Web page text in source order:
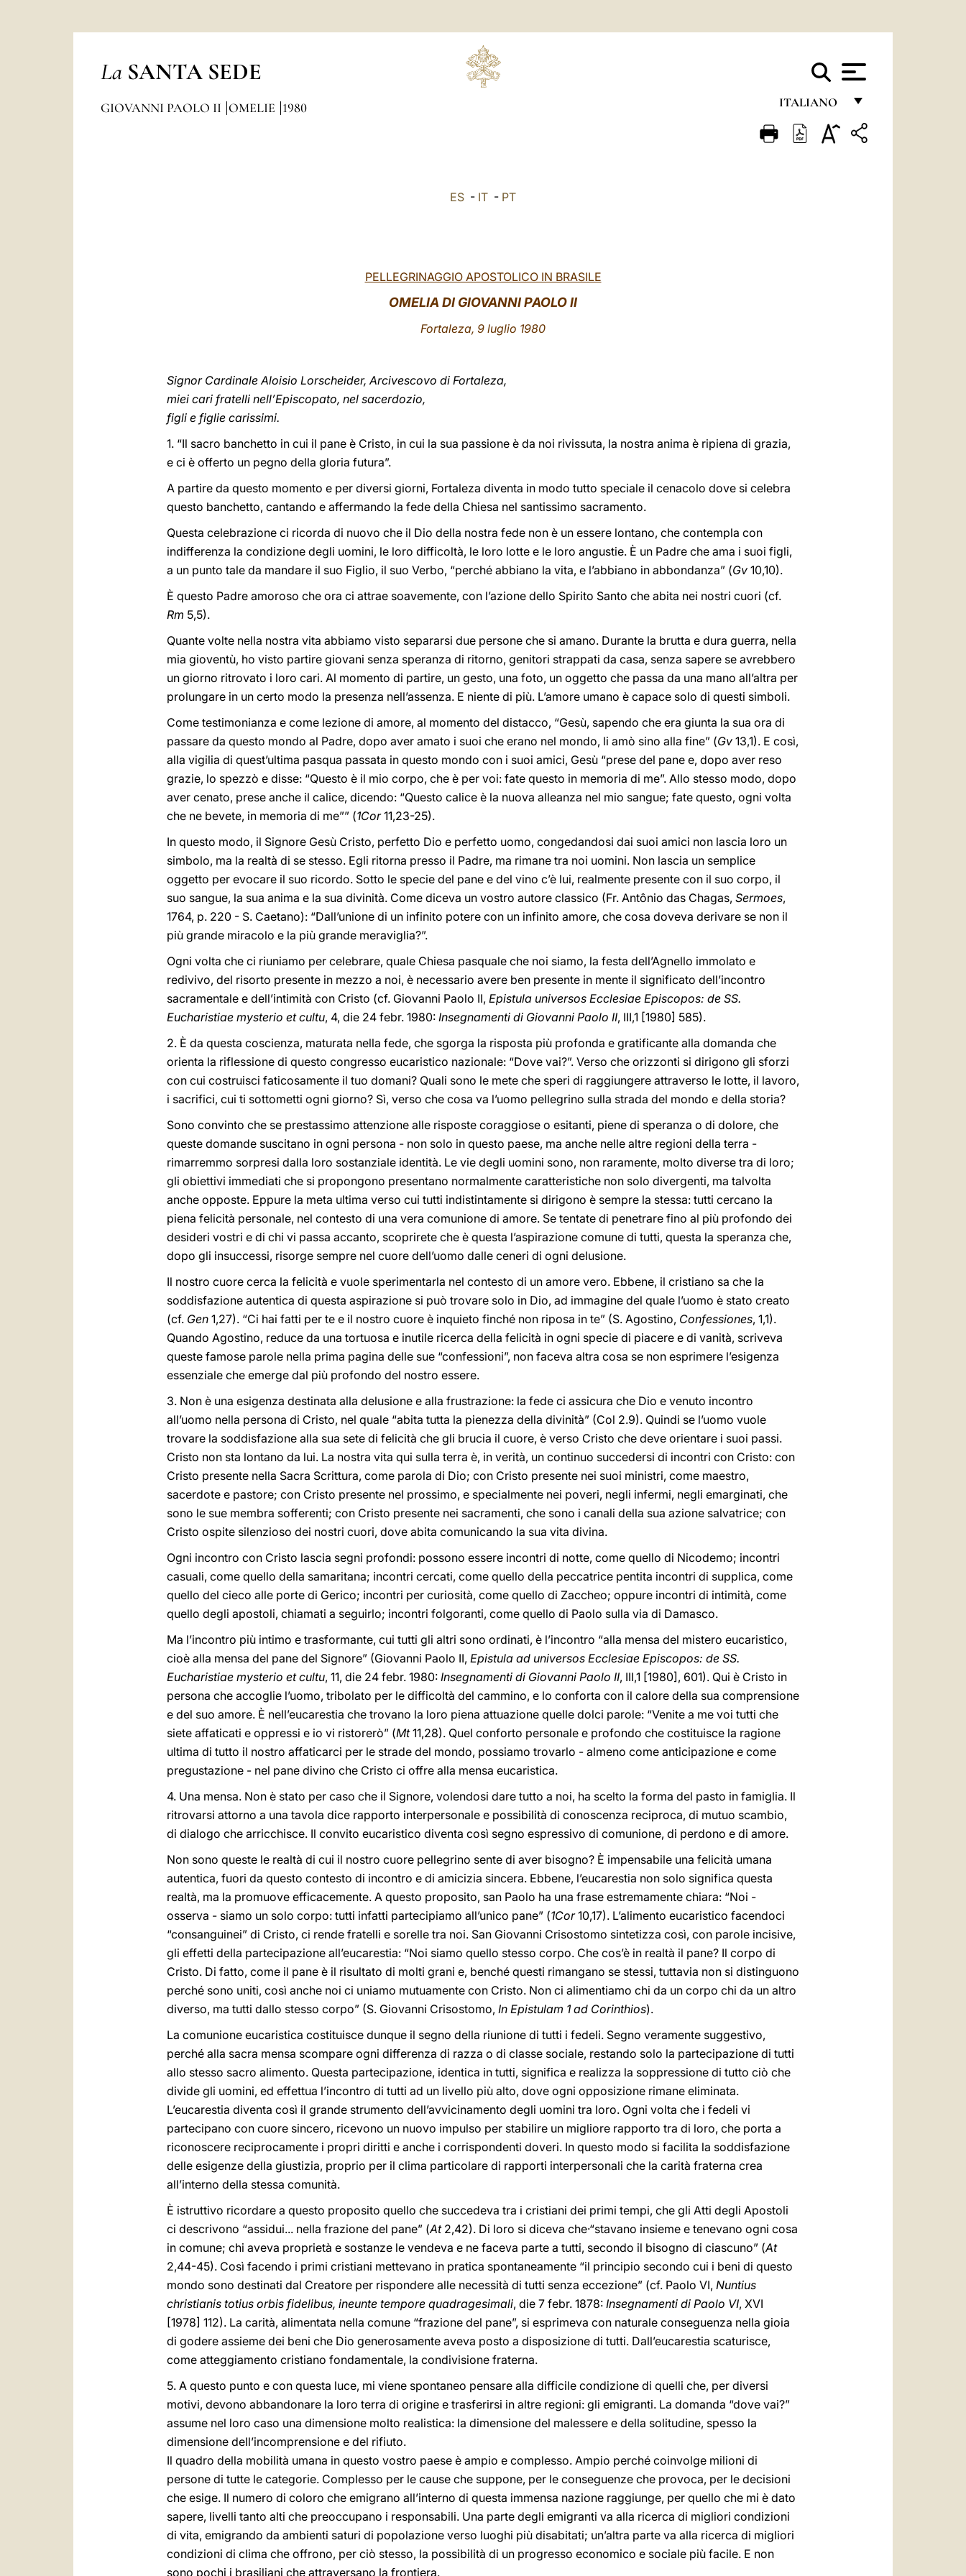
La SANTA SEDE
ITALIANO
FRANÇAIS
GIOVANNI PAOLO II OMELIE 1980
ES - IT - PT
PELLEGRINAGGIO APOSTOLICO IN BRASILE
OMELIA DI GIOVANNI PAOLO II
Fortaleza, 9 luglio 1980
Signor Cardinale Aloisio Lorscheider, Arcivescovo di Fortaleza,
miei cari fratelli nell’Episcopato, nel sacerdozio,
figli e figlie carissimi.
1. “Il sacro banchetto in cui il pane è Cristo, in cui la sua passione è da noi rivissuta, la nostra anima è ripiena di grazia,
e ci è offerto un pegno della gloria futura”.
A partire da questo momento e per diversi giorni, Fortaleza diventa in modo tutto speciale il cenacolo dove si celebra
questo banchetto, cantando e affermando la fede della Chiesa nel santissimo sacramento.
Questa celebrazione ci ricorda di nuovo che il Dio della nostra fede non è un essere lontano, che contempla con
indifferenza la condizione degli uomini, le loro difficoltà, le loro lotte e le loro angustie. È un Padre che ama i suoi figli,
a un punto tale da mandare il suo Figlio, il suo Verbo, “perché abbiano la vita, e l’abbiano in abbondanza” (Gv 10,10).
È questo Padre amoroso che ora ci attrae soavemente, con l’azione dello Spirito Santo che abita nei nostri cuori (cf.
Rm 5,5).
Quante volte nella nostra vita abbiamo visto separarsi due persone che si amano. Durante la brutta e dura guerra, nella
mia gioventù, ho visto partire giovani senza speranza di ritorno, genitori strappati da casa, senza sapere se avrebbero
un giorno ritrovato i loro cari. Al momento di partire, un gesto, una foto, un oggetto che passa da una mano all’altra per
prolungare in un certo modo la presenza nell’assenza. E niente di più. L’amore umano è capace solo di questi simboli.
Come testimonianza e come lezione di amore, al momento del distacco, “Gesù, sapendo che era giunta la sua ora di
passare da questo mondo al Padre, dopo aver amato i suoi che erano nel mondo, li amò sino alla fine” (Gv 13,1). E così,
alla vigilia di quest’ultima pasqua passata in questo mondo con i suoi amici, Gesù “prese del pane e, dopo aver reso
grazie, lo spezzò e disse: “Questo è il mio corpo, che è per voi: fate questo in memoria di me”. Allo stesso modo, dopo
aver cenato, prese anche il calice, dicendo: “Questo calice è la nuova alleanza nel mio sangue; fate questo, ogni volta
che ne bevete, in memoria di me”” (1Cor11,23-25).
In questo modo, il Signore Gesù Cristo, perfetto Dio e perfetto uomo, congedandosi dai suoi amici non lascia loro un
simbolo, ma la realtà di se stesso. Egli ritorna presso il Padre, ma rimane tra noi uomini. Non lascia un semplice
oggetto per evocare il suo ricordo. Sotto le specie del pane e del vino c’è lui, realmente presente con il suo corpo, il
suo sangue, la sua anima e la sua divinità. Come diceva un vostro autore classico (Fr. Antônio das Chagas, Sermoes,
1764, p. 220 - S. Caetano): “Dall’unione di un infinito potere con un infinito amore, che cosa doveva derivare se non il
più grande miracolo e la più grande meraviglia?”.
Ogni volta che ci riuniamo per celebrare, quale Chiesa pasquale che noi siamo, la festa dell’Agnello immolato e
redivivo, del risorto presente in mezzo a noi, è necessario avere ben presente in mente il significato dell’incontro
sacramentale e dell’intimità con Cristo (cf. Giovanni Paolo II, Epistula universos Ecclesiae Episcopos: de SS.
Eucharistiae mysterio et cultu, 4, die 24 febr. 1980: Insegnamenti di Giovanni Paolo II, III,1 [1980] 585).
2. È da questa coscienza, maturata nella fede, che sgorga la risposta più profonda e gratificante alla domanda che
orienta la riflessione di questo congresso eucaristico nazionale: “Dove vai?”. Verso che orizzonti si dirigono gli sforzi
con cui costruisci faticosamente il tuo domani? Quali sono le mete che speri di raggiungere attraverso le lotte, il lavoro,
i sacrifici, cui ti sottometti ogni giorno? Sì, verso che cosa va l’uomo pellegrino sulla strada del mondo e della storia?
Sono convinto che se prestassimo attenzione alle risposte coraggiose o esitanti, piene di speranza o di dolore, che
queste domande suscitano in ogni persona - non solo in questo paese, ma anche nelle altre regioni della terra -
rimarremmo sorpresi dalla loro sostanziale identità. Le vie degli uomini sono, non raramente, molto diverse tra di loro;
gli obiettivi immediati che si propongono presentano normalmente caratteristiche non solo divergenti, ma talvolta
anche opposte. Eppure la meta ultima verso cui tutti indistintamente si dirigono è sempre la stessa: tutti cercano la
piena felicità personale, nel contesto di una vera comunione di amore. Se tentate di penetrare fino al più profondo dei
desideri vostri e di chi vi passa accanto, scoprirete che è questa l’aspirazione comune di tutti, questa la speranza che,
dopo gli insuccessi, risorge sempre nel cuore dell’uomo dalle ceneri di ogni delusione.
Il nostro cuore cerca la felicità e vuole sperimentarla nel contesto di un amore vero. Ebbene, il cristiano sa che la
soddisfazione autentica di questa aspirazione si può trovare solo in Dio, ad immagine del quale l’uomo è stato creato
(cf. Gen 1,27). “Ci hai fatti per te e il nostro cuore è inquieto finché non riposa in te” (S. Agostino, Confessiones, 1,1).
Quando Agostino, reduce da una tortuosa e inutile ricerca della felicità in ogni specie di piacere e di vanità, scriveva
queste famose parole nella prima pagina delle sue “confessioni”, non faceva altra cosa se non esprimere l’esigenza
essenziale che emerge dal più profondo del nostro essere.
3. Non è una esigenza destinata alla delusione e alla frustrazione: la fede ci assicura che Dio e venuto incontro
all’uomo nella persona di Cristo, nel quale “abita tutta la pienezza della divinità” (Col 2.9). Quindi se l’uomo vuole
trovare la soddisfazione alla sua sete di felicità che gli brucia il cuore, è verso Cristo che deve orientare i suoi passi.
Cristo non sta lontano da lui. La nostra vita qui sulla terra è, in verità, un continuo succedersi di incontri con Cristo: con
Cristo presente nella Sacra Scrittura, come parola di Dio; con Cristo presente nei suoi ministri, come maestro,
sacerdote e pastore; con Cristo presente nel prossimo, e specialmente nei poveri, negli infermi, negli emarginati, che
sono le sue membra sofferenti; con Cristo presente nei sacramenti, che sono i canali della sua azione salvatrice; con
Cristo ospite silenzioso dei nostri cuori, dove abita comunicando la sua vita divina.
Ogni incontro con Cristo lascia segni profondi: possono essere incontri di notte, come quello di Nicodemo; incontri
casuali, come quello della samaritana; incontri cercati, come quello della peccatrice pentita incontri di supplica, come
quello del cieco alle porte di Gerico; incontri per curiosità, come quello di Zaccheo; oppure incontri di intimità, come
quello degli apostoli, chiamati a seguirlo; incontri folgoranti, come quello di Paolo sulla via di Damasco.
Ma l’incontro più intimo e trasformante, cui tutti gli altri sono ordinati, è l’incontro “alla mensa del mistero eucaristico,
cioè alla mensa del pane del Signore” (Giovanni Paolo II, Epistula ad universos Ecclesiae Episcopos: de SS.
Eucharistiae mysterio et cultu, 11, die 24 febr. 1980: Insegnamenti di Giovanni Paolo II, III,1 [1980], 601). Qui è Cristo in
persona che accoglie l’uomo, tribolato per le difficoltà del cammino, e lo conforta con il calore della sua comprensione
e del suo amore. È nell’eucarestia che trovano la loro piena attuazione quelle dolci parole: “Venite a me voi tutti che
siete affaticati e oppressi e io vi ristorerò” (Mt11,28). Quel conforto personale e profondo che costituisce la ragione
ultima di tutto il nostro affaticarci per le strade del mondo, possiamo trovarlo - almeno come anticipazione e come
pregustazione - nel pane divino che Cristo ci offre alla mensa eucaristica.
4. Una mensa. Non è stato per caso che il Signore, volendosi dare tutto a noi, ha scelto la forma del pasto in famiglia. Il
ritrovarsi attorno a una tavola dice rapporto interpersonale e possibilità di conoscenza reciproca, di mutuo scambio,
di dialogo che arricchisce. Il convito eucaristico diventa così segno espressivo di comunione, di perdono e di amore.
Non sono queste le realtà di cui il nostro cuore pellegrino sente di aver bisogno? È impensabile una felicità umana
autentica, fuori da questo contesto di incontro e di amicizia sincera. Ebbene, l’eucarestia non solo significa questa
realtà, ma la promuove efficacemente. A questo proposito, san Paolo ha una frase estremamente chiara: “Noi -
osserva - siamo un solo corpo: tutti infatti partecipiamo all’unico pane” (1Cor10,17). L’alimento eucaristico facendoci
“consanguinei” di Cristo, ci rende fratelli e sorelle tra noi. San Giovanni Crisostomo sintetizza così, con parole incisive,
gli effetti della partecipazione all’eucarestia: “Noi siamo quello stesso corpo. Che cos’è in realtà il pane? Il corpo di
Cristo. Di fatto, come il pane è il risultato di molti grani e, benché questi rimangano se stessi, tuttavia non si distinguono
perché sono uniti, così anche noi ci uniamo mutuamente con Cristo. Non ci alimentiamo chi da un corpo chi da un altro
diverso, ma tutti dallo stesso corpo” (S. Giovanni Crisostomo, In Epistulam 1 ad Corinthios).
La comunione eucaristica costituisce dunque il segno della riunione di tutti i fedeli. Segno veramente suggestivo,
perché alla sacra mensa scompare ogni differenza di razza o di classe sociale, restando solo la partecipazione di tutti
allo stesso sacro alimento. Questa partecipazione, identica in tutti, significa e realizza la soppressione di tutto ciò che
divide gli uomini, ed effettua l’incontro di tutti ad un livello più alto, dove ogni opposizione rimane eliminata.
L’eucarestia diventa così il grande strumento dell’avvicinamento degli uomini tra loro. Ogni volta che i fedeli vi
partecipano con cuore sincero, ricevono un nuovo impulso per stabilire un migliore rapporto tra di loro, che porta a
riconoscere reciprocamente i propri diritti e anche i corrispondenti doveri. In questo modo si facilita la soddisfazione
delle esigenze della giustizia, proprio per il clima particolare di rapporti interpersonali che la carità fraterna crea
all’interno della stessa comunità.
È istruttivo ricordare a questo proposito quello che succedeva tra i cristiani dei primi tempi, che gli Atti degli Apostoli
ci descrivono “assidui... nella frazione del pane” (At2,42). Di loro si diceva che·“stavano insieme e tenevano ogni cosa
in comune; chi aveva proprietà e sostanze le vendeva e ne faceva parte a tutti, secondo il bisogno di ciascuno” (At
2,44-45). Così facendo i primi cristiani mettevano in pratica spontaneamente “il principio secondo cui i beni di questo
mondo sono destinati dal Creatore per rispondere alle necessità di tutti senza eccezione” (cf. Paolo VI, Nuntius
christianis totius orbis fidelibus, ineunte tempore quadragesimali, die 7 febr. 1878: Insegnamenti di Paolo VI, XVI
[1978] 112). La carità, alimentata nella comune “frazione del pane”, si esprimeva con naturale conseguenza nella gioia
di godere assieme dei beni che Dio generosamente aveva posto a disposizione di tutti. Dall’eucarestia scaturisce,
come atteggiamento cristiano fondamentale, la condivisione fraterna.
5. A questo punto e con questa luce, mi viene spontaneo pensare alla difficile condizione di quelli che, per diversi
motivi, devono abbandonare la loro terra di origine e trasferirsi in altre regioni: gli emigranti. La domanda “dove vai?”
assume nel loro caso una dimensione molto realistica: la dimensione del malessere e della solitudine, spesso la
dimensione dell’incomprensione e del rifiuto.
Il quadro della mobilità umana in questo vostro paese è ampio e complesso. Ampio perché coinvolge milioni di
persone di tutte le categorie. Complesso per le cause che suppone, per le conseguenze che provoca, per le decisioni
che esige. Il numero di coloro che emigrano all’interno di questa immensa nazione raggiunge, per quello che mi è dato
sapere, livelli tanto alti che preoccupano i responsabili. Una parte degli emigranti va alla ricerca di migliori condizioni
di vita, emigrando da ambienti saturi di popolazione verso luoghi più disabitati; un’altra parte va alla ricerca di migliori
condizioni di clima che offrono, per ciò stesso, la possibilità di un progresso economico e sociale più facile. E non
sono pochi i brasiliani che attraversano la frontiera.